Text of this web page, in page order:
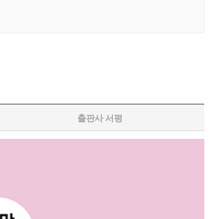
출판사 서평